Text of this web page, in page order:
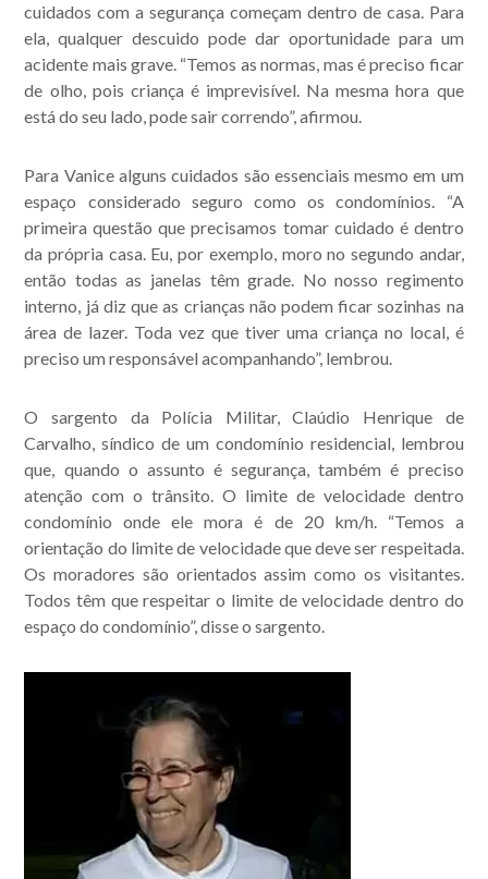
cuidados com a segurança começam dentro de casa. Para
ela, qualquer descuido pode dar oportunidade para um
acidente mais grave. “Temos as normas, mas é preciso ficar
de olho, pois criança é imprevisível. Na mesma hora que
está do seu lado, pode sair correndo”, afirmou.
Para Vanice alguns cuidados são essenciais mesmo em um
espaço considerado seguro como os condomínios. “A
primeira questão que precisamos tomar cuidado é dentro
da própria casa. Eu, por exemplo, moro no segundo andar,
então todas as janelas têm grade. No nosso regimento
interno, já diz que as crianças não podem ficar sozinhas na
área de lazer. Toda vez que tiver uma criança no local, é
preciso um responsável acompanhando”, lembrou.
O sargento da Polícia Militar, Claúdio Henrique de
Carvalho, síndico de um condomínio residencial, lembrou
que, quando o assunto é segurança, também é preciso
atenção com o trânsito. O limite de velocidade dentro
condomínio onde ele mora é de 20 km/h. “Temos a
orientação do limite de velocidade que deve ser respeitada.
Os moradores são orientados assim como os visitantes.
Todos têm que respeitar o limite de velocidade dentro do
espaço do condomínio”, disse o sargento.